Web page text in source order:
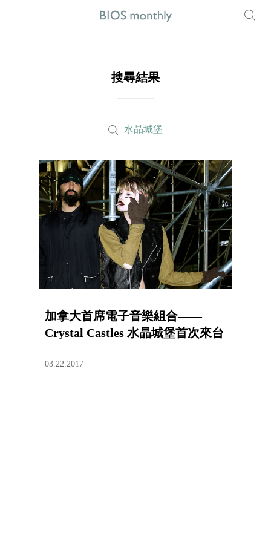
搜尋結果
水晶城堡
加拿大首席電子音樂組合——
Crystal Castles 水晶城堡首次來台
03.22.2017